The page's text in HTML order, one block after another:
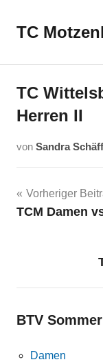
InhaltTC
TC
Herren II
von Sandra
Vorheriger
TCM Damen
BTV
Damen